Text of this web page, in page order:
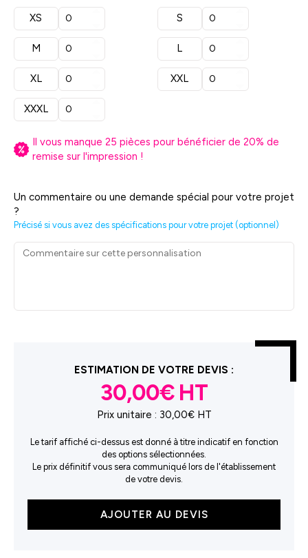
XS S
M L
XL XXL
XXXL
Il vous manque 25 pièces pour bénéficier de 20% de
remise sur l'impression !
Un commentaire ou une demande spécial pour votre projet
?
Précisé si vous avez des spécifications pour votre projet (optionnel)
ESTIMATION DE VOTRE DEVIS :
30,00€
Prix unitaire : 30,00€ HT
Le tarif affiché ci-dessus est donné à titre indicatif en fonction
des options sélectionnées.
Le prix définitif vous sera communiqué lors de l'établissement
de votre devis.
AJOUTER AU DEVIS